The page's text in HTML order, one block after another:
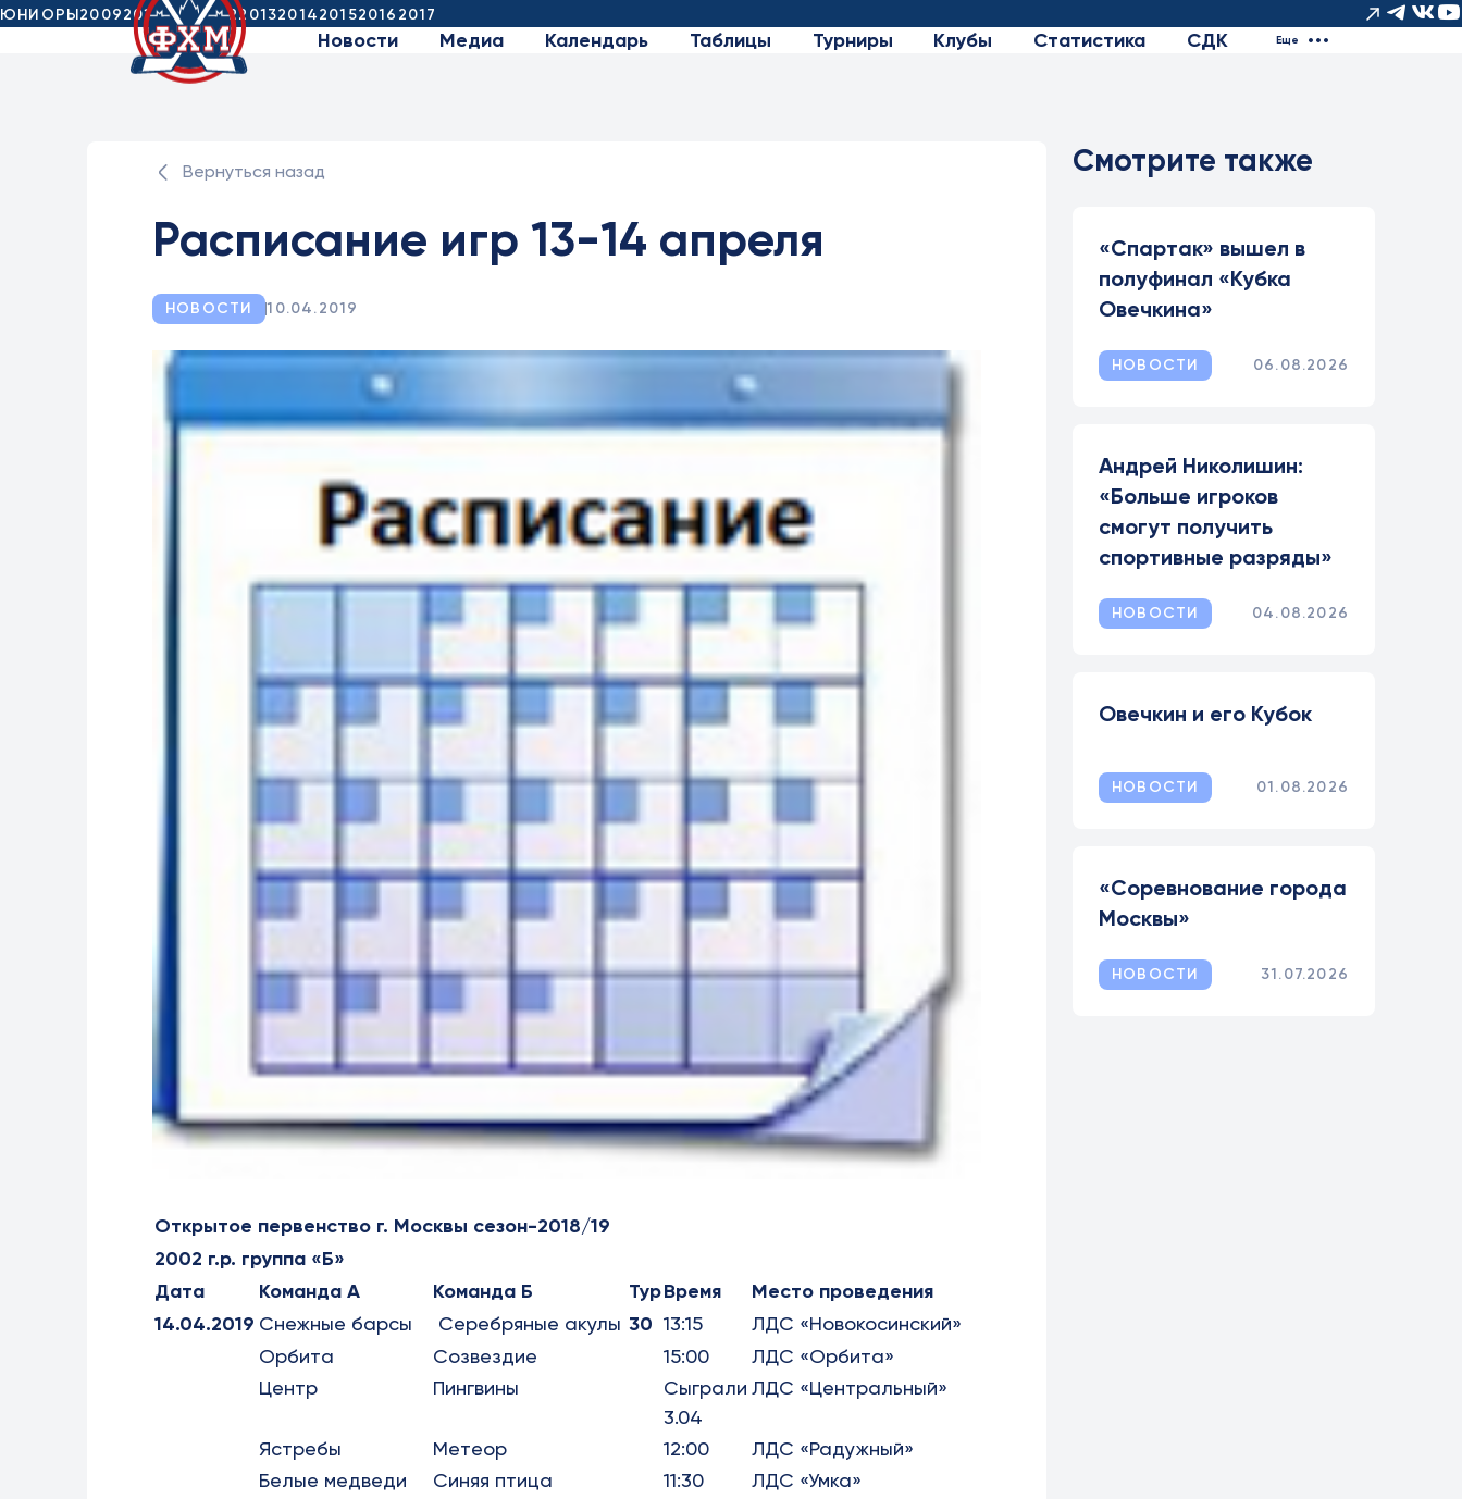
ЮНИОРЫ20092010201120122013201420152016 2017
Новости Медиа Календарь Таблицы Турниры Клубы Статистика СДК Еще
Вернуться назад
Расписание игр 13-14 апреля
НОВОСТИ 10.04.2019
Открытое первенство г. Москвы сезон-2018/19
2002 г.р. группа «Б»
Дата
Команда А Команда Б ТурВремя
Место проведения
14.04.2019 Снежные барсы Серебряные акулы 30 13:15
ЛДС «Новокосинский»
Орбита
Созвездие 15:00
ЛДС «Орбита»
Центр
Пингвины
Сыграли
3.04
ЛДС «Центральный»
Ястребы Метеор 12:00
ЛДС «Радужный»
Белые медведи
Синяя птица 11:30
ЛДС «Умка»
Смотрите также
«Спартак» вышел в
полуфинал «Кубка
Овечкина»
НОВОСТИ 06.08.2026
Андрей Николишин:
«Больше игроков
смогут получить
спортивные разряды»
НОВОСТИ 04.08.2026
Овечкин и его Кубок
НОВОСТИ 01.08.2026
«Соревнование города
Москвы»
НОВОСТИ 31.07.2026